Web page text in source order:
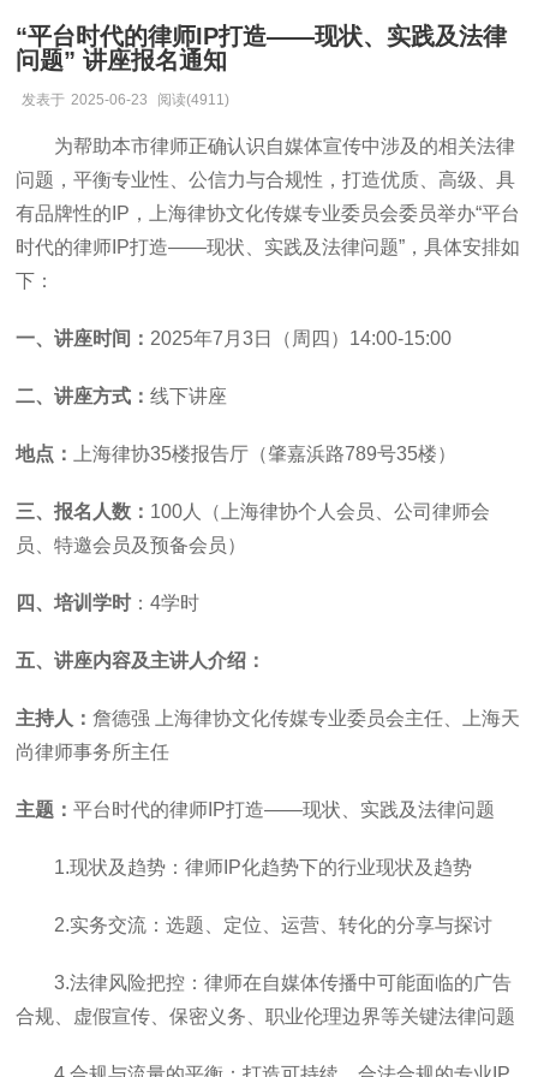
“平台时代的律师IP打造——现状、实践及法律
问题” 讲座报名通知
发表于 2025-06-23 阅读(4911)
为帮助本市律师正确认识自媒体宣传中涉及的相关法律
问题，平衡专业性、公信力与合规性 ，打造优质、高级 、具
有品牌性的 IP ， 上海律协文化传媒专业委员会委员举办“平台
时代的律师IP打造——现状、实践及法律问题”，具体安排如
下：
一、讲座时间： 2025年7月3日（周四）14:00-15:00
二、讲座方式：线下讲座
地点： 上海律协35楼报告厅（肇嘉浜路789号35楼）
三、报名人数： 100人（上海律协个人会员、公司律师会
员、特邀会员及预备会员）
四、培训学时：4学时
五、讲座内容及主讲人介绍：
主持人：詹德强
上海律协文化传媒专业委员会主任、上海天
尚律师事务所主任
主题：平台时代的律师 IP打造——现状、实践及法律问题
1.现状及趋势：律师IP化趋势下的行业现状及趋势
2.实务交流：选题、定位、运营、转化的分享与探讨
3.法律风险把控：律师在自媒体传播中可能面临的广告
合规、虚假宣传、保密义务、职业伦理边界等关键法律问题